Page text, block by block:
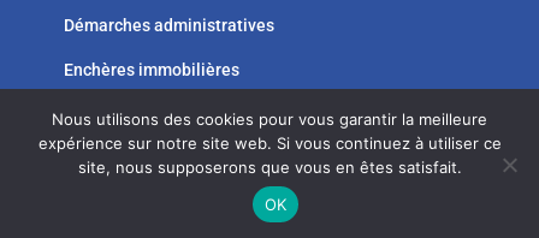
Démarches administratives
Enchères immobilières
   
–SITE WEB : AGENCE VALEURS
DU SUD
Nous utilisons des cookies pour vous garantir la meilleure
expérience sur notre site web. Si vous continuez à utiliser ce
site, nous supposerons que vous en êtes satisfait.
OK